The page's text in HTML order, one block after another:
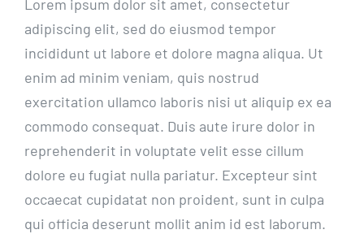
Lorem ipsum dolor sit amet, consectetur
adipiscing elit, sed do eiusmod tempor
incididunt ut labore et dolore magna aliqua. Ut
enim ad minim veniam, quis nostrud
exercitation ullamco laboris nisi ut aliquip ex ea
commodo consequat. Duis aute irure dolor in
reprehenderit in voluptate velit esse cillum
dolore eu fugiat nulla pariatur. Excepteur sint
occaecat cupidatat non proident, sunt in culpa
qui officia deserunt mollit anim id est laborum.